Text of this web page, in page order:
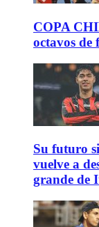
COPA
octavos de
Su futuro
vuelve a
grande de